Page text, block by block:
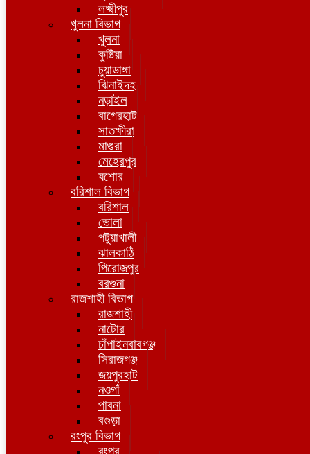
লক্ষ্মীপুর
খুলনা বিভাগ
খুলনা
কুষ্টিয়া
চুয়াডাঙ্গা
ঝিনাইদহ
নড়াইল
বাগেরহাট
সাতক্ষীরা
মাগুরা
মেহেরপুর
যশোর
বরিশাল বিভাগ
বরিশাল
ভোলা
পটুয়াখালী
ঝালকাঠি
পিরোজপুর
বরগুনা
রাজশাহী বিভাগ
রাজশাহী
নাটোর
চাঁপাইনবাবগঞ্জ
সিরাজগঞ্জ
জয়পুরহাট
নওগাঁ
পাবনা
বগুড়া
রংপুর বিভাগ
রংপুর